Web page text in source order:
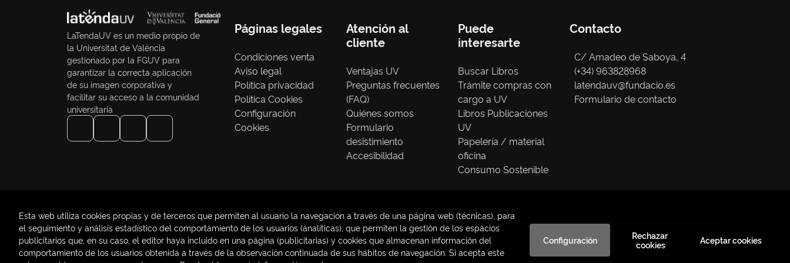
LaTendaUV es un medio propio de
la Universitat de València
gestionado por la FGUV para
garantizar la correcta aplicación
de su imagen corporativa y
facilitar su acceso a la comunidad
universitaria
Páginas legales
Condiciones venta
Aviso legal
Política privacidad
Política Cookies
Configuración
Cookies
Atención al
cliente
Ventajas UV
Preguntas frecuentes
(FAQ)
Quiénes somos
Formulario
desistimiento
Accesibilidad
Puede
interesarte
Buscar Libros
Trámite compras con
cargo a UV
Libros Publicaciones
UV
Papelería / material
oficina
Consumo Sostenible
Contacto
C/ Amadeo de Saboya, 4
(+34) 963828968
latendauv@fundacio.es
Formulario de contacto
2026 © LaTendaUV. Todos los Derechos Reservados | Trevenque Group
Esta web utiliza cookies propias y de terceros que permiten al usuario la navegación a través de una página web (técnicas), para
el seguimiento y análisis estadístico del comportamiento de los usuarios (analíticas), que permiten la gestión de los espacios
publicitarios que, en su caso, el editor haya incluido en una página (publicitarias) y cookies que almacenan información del
comportamiento de los usuarios obtenida a través de la observación continuada de sus hábitos de navegación. Si acepta este
Configuración
Rechazar
cookies
Aceptar cookies